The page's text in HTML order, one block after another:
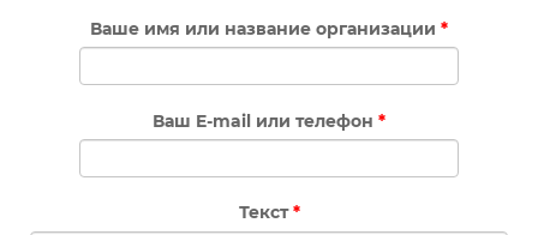
Ваше имя или название организации *
Ваш E-mail или телефон *
Текст*